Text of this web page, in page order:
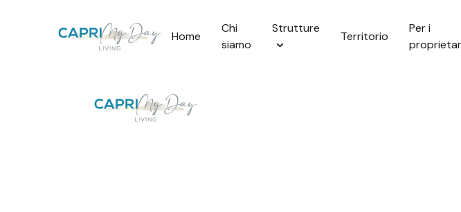
Home
Chi
siamo
Strutture
Territorio
Per i